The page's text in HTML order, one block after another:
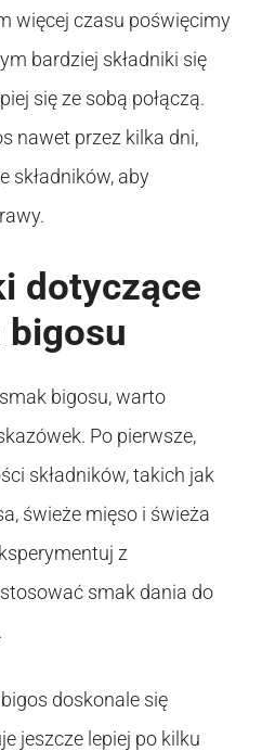
więcej czasu poświęcimy
bardziej składniki się
się ze sobą połączą.
nawet przez kilka dni,
składników, aby
dotyczące
bigosu, warto
Po pierwsze,
składników, takich jak
świeże mięso i świeża
z
smak dania do
doskonale się
jeszcze lepiej po kilku